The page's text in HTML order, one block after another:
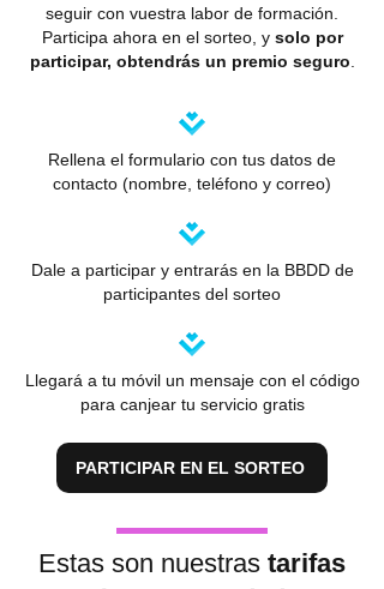
seguir con vuestra labor de formación.
Participa ahora en el sorteo, y solo por
participar, obtendrás un premio seguro
Rellena el formulario con tus datos de
contacto (nombre, teléfono y correo)
Dale a participar y entrarás en la BBDD de
participantes del sorteo
Llegará a tu móvil un mensaje con el código
para canjear tu servicio gratis
PARTICIPAR EN EL SORTEO
Estas son nuestras tarifas